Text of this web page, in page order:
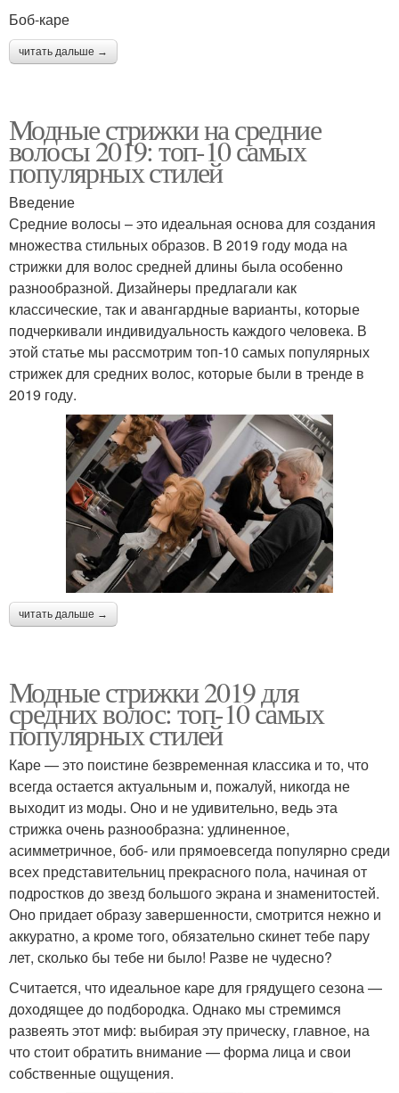
Боб-каре
читать дальше →
Модные стрижки на средние
волосы 2019: топ-10 самых
популярных стилей
Введение
Средние волосы – это идеальная основа для создания
множества стильных образов. В 2019 году мода на
стрижки для волос средней длины была особенно
разнообразной. Дизайнеры предлагали как
классические, так и авангардные варианты, которые
подчеркивали индивидуальность каждого человека. В
этой статье мы рассмотрим топ-10 самых популярных
стрижек для средних волос, которые были в тренде в
2019 году.
читать дальше →
Модные стрижки 2019 для
средних волос: топ-10 самых
популярных стилей
Каре — это поистине безвременная классика и то, что
всегда остается актуальным и, пожалуй, никогда не
выходит из моды. Оно и не удивительно, ведь эта
стрижка очень разнообразна: удлиненное,
асимметричное, боб- или прямоевсегда популярно среди
всех представительниц прекрасного пола, начиная от
подростков до звезд большого экрана и знаменитостей.
Оно придает образу завершенности, смотрится нежно и
аккуратно, а кроме того, обязательно скинет тебе пару
лет, сколько бы тебе ни было! Разве не чудесно?
Считается, что идеальное каре для грядущего сезона —
доходящее до подбородка. Однако мы стремимся
развеять этот миф: выбирая эту прическу, главное, на
что стоит обратить внимание — форма лица и свои
собственные ощущения.